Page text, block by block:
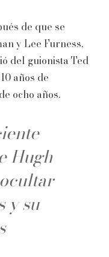
de que se
y Lee Furness,
del guionista Ted
años de
ocho años.
Hugh
y su